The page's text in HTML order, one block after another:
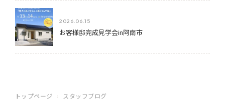
2026.06.15
お客様邸完成見学会in阿南市
トップページ スタッフブログ